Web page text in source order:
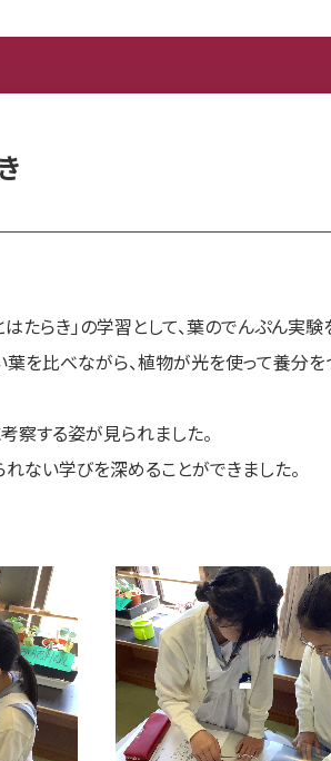
たらき」の学習として、葉のでんぷん実験
を比べながら、植物が光を使って養分を
察する姿が見られました。
ない学びを深めることができました。